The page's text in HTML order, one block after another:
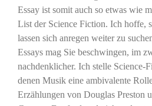
Essay ist somit auch so etwas wie
List der Science Fiction. Ich hoffe,
lassen sich anregen weiter zu
Essays mag Sie beschwingen, im
nachdenklicher. Ich stelle Science-
denen Musik eine ambivalente
Erzählungen von Douglas Preston